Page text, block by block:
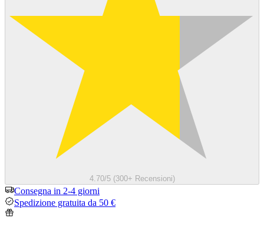
4.70/5 (300+ Recensioni)
Consegna in 2-4 giorni
Spedizione gratuita da 50 €